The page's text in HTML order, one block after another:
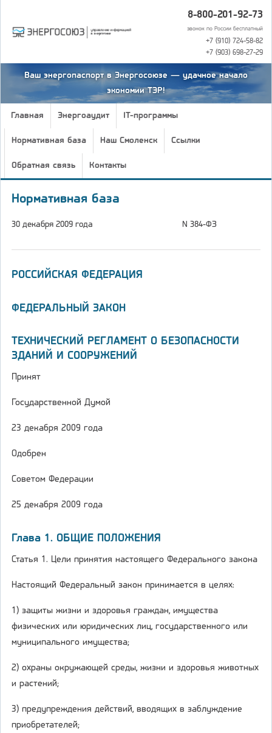
8-800-201-92-73
звонок по России бесплатный
+7 (910) 724-58-82
+7 (903) 698-27-29
Ваш энергопаспорт в Энергосоюзе — удачное начало
экономии ТЭР!
Главная Энергоаудит IT-программы
Нормативная база Наш Смоленск Ссылки
Обратная связь Контакты
Нормативная база
30 декабря 2009 года N 384-ФЗ
РОССИЙСКАЯ ФЕДЕРАЦИЯ
ФЕДЕРАЛЬНЫЙ ЗАКОН
ТЕХНИЧЕСКИЙ РЕГЛАМЕНТ О БЕЗОПАСНОСТИ
ЗДАНИЙ И СООРУЖЕНИЙ
Принят
Государственной Думой
23 декабря 2009 года
Одобрен
Советом Федерации
25 декабря 2009 года
Глава 1. ОБЩИЕ ПОЛОЖЕНИЯ
Статья 1. Цели принятия настоящего Федерального закона
Настоящий Федеральный закон принимается в целях:
1) защиты жизни и здоровья граждан, имущества
физических или юридических лиц, государственного или
муниципального имущества;
2) охраны окружающей среды, жизни и здоровья животных
и растений;
3) предупреждения действий, вводящих в заблуждение
приобретателей;